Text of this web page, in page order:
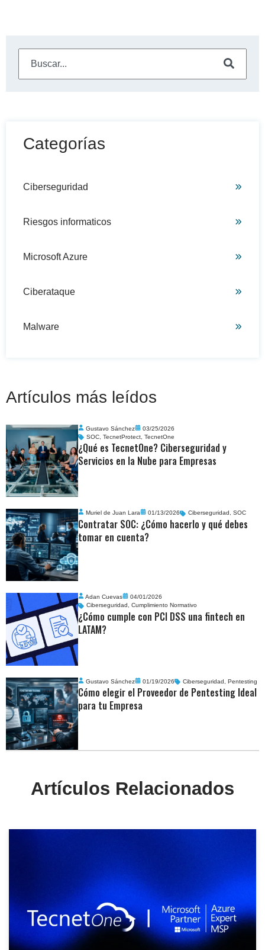
Categorías
Ciberseguridad
Riesgos informaticos
Microsoft Azure
Ciberataque
Malware
Artículos más leídos
Gustavo Sánchez
03/25/2026
SOC,TecnetProtect,TecnetOne
¿Qué es TecnetOne? Ciberseguridad y
Servicios en la Nube para Empresas
Muriel de Juan Lara 01/13/2026 Ciberseguridad ,SOC
Contratar SOC: ¿Cómo hacerlo y qué debes
tomar en cuenta?
Adan Cuevas
04/01/2026
Ciberseguridad ,Cumplimiento Normativo
¿Cómo cumple con PCI DSS una fintech en
LATAM?
Gustavo Sánchez 01/19/2026 Ciberseguridad ,Pentesting
Cómo elegir el Proveedor de Pentesting Ideal
para tu Empresa
Artículos Relacionados